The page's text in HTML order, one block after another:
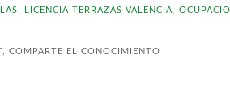
LICENCIA TERRAZAS VALENCIA
COMPARTE EL CONOCIMIENTO